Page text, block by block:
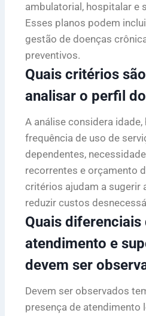
ambulatorial, hospitalar e
Esses planos podem
gestão de doenças
preventivos.
Quais critérios
analisar o perfil
A análise considera
frequência de uso de
dependentes,
recorrentes e orçamento
critérios ajudam a sugerir
reduzir custos
Quais diferenciais
atendimento e
devem ser
Devem ser observados
presença de atendimento